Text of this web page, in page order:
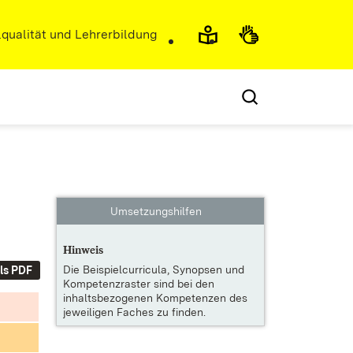
und Lehrerbildung
PDF
Umsetzungshilfen
Hinweis
Die Beispielcurricula, Synopsen und
Kompetenzraster sind bei den
inhaltsbezogenen Kompetenzen des
jeweiligen Faches zu finden.